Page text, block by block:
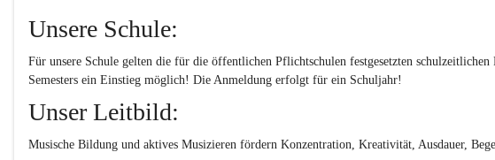
Unsere Schule:
Für unsere Schule gelten die für die öffentlichen Pflichtschulen festgesetzten
Semesters ein Einstieg möglich! Die Anmeldung erfolgt für ein Schuljahr!
Unser Leitbild:
Musische Bildung und aktives Musizieren fördern Konzentration, Kreativität, Ausdauer,